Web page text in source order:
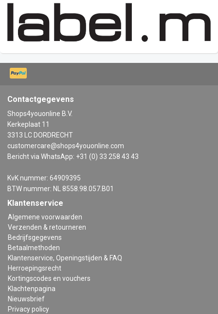
Contactgegevens
Shops4youonline B.V.
Kerkeplaat 11
3313 LC DORDRECHT
customercare@shops4youonline.com
Bericht via WhatsApp: +31 (0) 33 258 43 43
KvK nummer: 64909395
BTW nummer: NL 8558.98.057.B01
Klantenservice
Algemene voorwaarden
Verzenden & retourneren
Bedrijfsgegevens
Betaalmethoden
Klantenservice, Openingstijden & FAQ
Herroepingsrecht
Kortingscodes en vouchers
Klachtenpagina
Nieuwsbrief
Privacy policy